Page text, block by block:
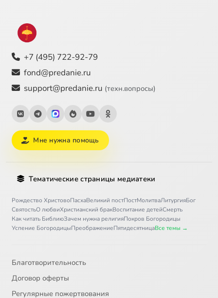
+7 (495) 722-92-79
fond@predanie.ru
support@predanie.ru (техн.вопросы)
Мне нужна помощь
Тематические страницы медиатеки
Рождество ХристовоПасхаВеликий постПостМолитваЛитургияБог
СвятостьО любвиХристианский бракВоспитание детейСмерть
Как читать БиблиюЗачем нужна религияПокров Богородицы
Успение БогородицыПреображениеПятидесятницаВсе темы →
Благотворительность
Договор оферты
Регулярные пожертвования